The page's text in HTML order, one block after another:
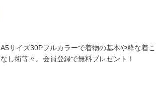
A5サイズ30Pフルカラーで着物の基本や粋な着こ
なし術等々。会員登録で無料プレゼント！